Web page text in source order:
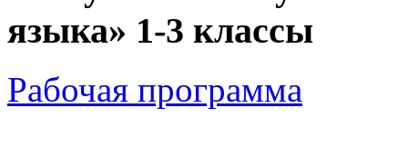
языка» 1-3 классы
Рабочая программа